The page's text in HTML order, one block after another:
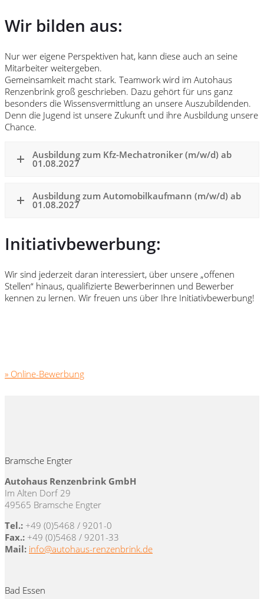
Wir bilden aus:
Nur wer eigene Perspektiven hat, kann diese auch an seine
Mitarbeiter weitergeben.
Gemeinsamkeit macht stark. Teamwork wird im Autohaus
Renzenbrink groß geschrieben. Dazu gehört für uns ganz
besonders die Wissensvermittlung an unsere Auszubildenden.
Denn die Jugend ist unsere Zukunft und ihre Ausbildung unsere
Chance.
Ausbildung zum Kfz-Mechatroniker (m/w/d) ab
01.08.2027
Ausbildung zum Automobilkaufmann (m/w/d) ab
01.08.2027
Initiativbewerbung:
Wir sind jederzeit daran interessiert, über unsere „offenen
Stellen“ hinaus, qualifizierte Bewerberinnen und Bewerber
kennen zu lernen. Wir freuen uns über Ihre Initiativbewerbung!
» Online-Bewerbung
Bramsche Engter
Autohaus Renzenbrink GmbH
Im Alten Dorf 29
49565 Bramsche Engter
Tel.: +49 (0)5468 / 9201-0
Fax.: +49 (0)5468 / 9201-33
Mail: info@autohaus-renzenbrink.de
Bad Essen